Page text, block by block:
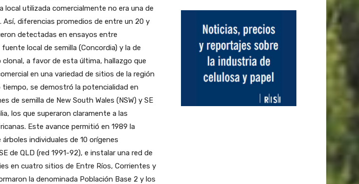
local utilizada comercialmente no era una de
Así, diferencias promedios de entre un 20 y
detectadas en ensayos entre
local de semilla (Concordia) y la de
a favor de esta última, hallazgo que
en una variedad de sitios de la región
se demostró la potencialidad en
de semilla de New South Wales (NSW) y SE
los que superaron claramente a las
Este avance permitió en 1989 la
individuales de 10 orígenes
de QLD (red 1991-92), e instalar una red de
en cuatro sitios de Entre Ríos, Corrientes y
la denominada Población Base 2 y los